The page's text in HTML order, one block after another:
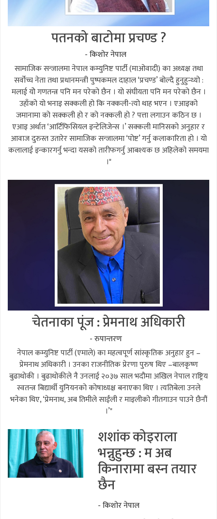
पतनको बाटोमा प्रचण्ड ?
- किशोर नेपाल
सामाजिक सन्जालमा नेपाल कम्युनिष्ट पार्टी (माओवादी) का अध्यक्ष तथा
सर्वोच्च नेता तथा प्रधानमन्त्री पुष्पकमल दाहाल ‘प्रचण्ड’ बोल्दै हुनुहुन्थ्यो :
मलाई योे गणतन्त्र पनि मन परेको छैन । यो संघीयता पनि मन परेको छैन ।
उहाँको यो भनाइ सक्कली हो कि नक्कली-त्यो थाह भएन । एआइको
जमानामा को सक्कली हो र को नक्कली हो ? पत्ता लगाउन कठिन छ ।
एआइ अर्थात ‘आर्टिफिसियल इन्टेलिजेन्स ।’ सक्कली मानिसको अनुहार र
आवाज दुरुस्त उतारेर सामाजिक सन्जालमा ‘पोष्ट’ गर्नु कलाकारिता हो । यो
कलालाई इन्कारगर्नु भन्दा यसको तारीफगर्नु आबश्यक छ अहिलेको समयमा
।"
चेतनाका पूंज : प्रेमनाथ अधिकारी
- रुपान्तरण
नेपाल कम्युनिष्ट पार्टी (एमाले) का महत्वपूर्ण सांस्कृतिक अनुहार हुन –
प्रेमनाथ अधिकारी । उनका राजनीतिक प्रेरणा पुरुष थिए –बालकृष्ण
बुढाथोकी । बुढाथोकीले नै उनलाई २०३७ साल भदौमा अखिल नेपाल राष्ट्रिय
स्वतन्त्र बिद्यार्थी युनियनको कोषाध्यक्ष बनाएका थिए । त्यतिबेला उनले
भनेका थिए, ‘प्रेमनाथ, अब तिमीले साईंली र माइलीको गीतगाउन पाउने छैनौं
।’"
शशांक कोइराला
भन्नुहुन्छ : म अब
किनारामा बस्न तयार
छैन
- किशोर नेपाल